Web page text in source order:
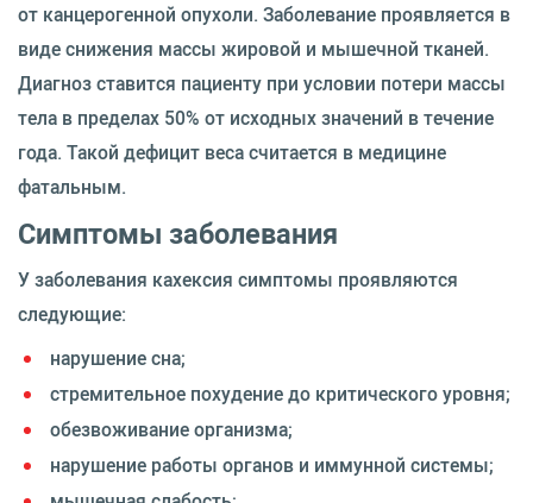
от канцерогенной опухоли. Заболевание проявляется в
виде снижения массы жировой и мышечной тканей.
Диагноз ставится пациенту при условии потери массы
тела в пределах 50% от исходных значений в течение
года. Такой дефицит веса считается в медицине
фатальным.
Симптомы заболевания
У заболевания кахексия симптомы проявляются
следующие:
нарушение сна;
стремительное похудение до критического уровня;
обезвоживание организма;
нарушение работы органов и иммунной системы;